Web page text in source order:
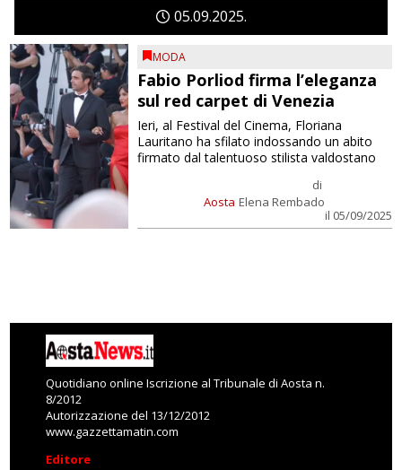
0509 2025
MODA
Fabio Porliod firma l’eleganza
sul red carpet di Venezia
Aosta
di
Elena Rembado
il 05/09/2025
Ieri, al Festival del Cinema, Floriana
Lauritano ha sfilato indossando un abito
firmato dal talentuoso stilista valdostano
Quotidiano online Iscrizione al Tribunale di Aosta n.
8/2012
Autorizzazione del 13/12/2012
www.gazzettamatin.com
Editore